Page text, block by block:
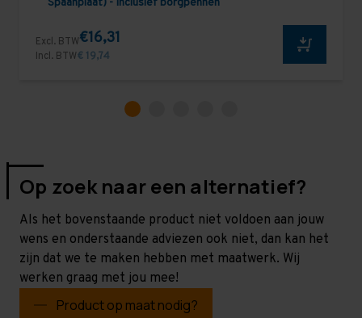
Excl. BTW€16,31
Incl. BTW€ 19,74
Op zoek naar een alternatief?
Als het bovenstaande product niet voldoen aan jouw
wens en onderstaande adviezen ook niet, dan kan het
zijn dat we te maken hebben met maatwerk. Wij
werken graag met jou mee!
Product op maat nodig?